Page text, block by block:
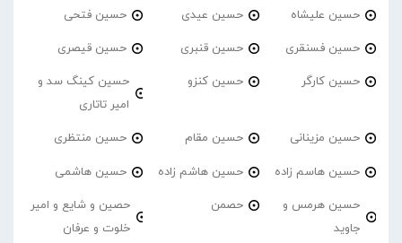
حسین علیشاه حسین عیدی حسین فتحی
حسین فسنقری حسین قنبری حسین قیصری
حسین کارگر حسین کنزو
حسین کینگ سد و
امیر تاتاری
حسین مزینانی حسین مقام حسین منتظری
حسین هاسم زاده حسین هاشم زاده حسین هاشمی
حسین هرمس و
جاوید
حصمن
حصین و شایع و امیر
خلوت و عرفان